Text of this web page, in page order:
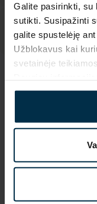
Galite pasirinkti, su
sutikti. Susipažinti
galite spustelėję
Užblokavus kai
svetainėje
SAVYBĖS
Gaminio dydis, cm
100X150